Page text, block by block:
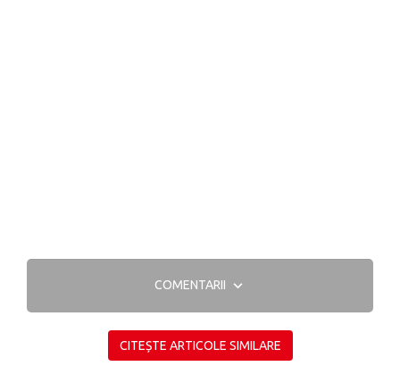
COMENTARII
CITEȘTE ARTICOLE SIMILARE